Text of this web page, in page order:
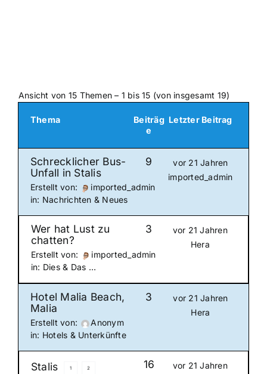
Ansicht von 15 Themen – 1 bis 15 (von insgesamt 19)
Thema
Beiträg
e
Letzter Beitrag
Schrecklicher Bus-
Unfall in Stalis
Erstellt von:
imported_admin
in: Nachrichten & Neues
9
vor 21 Jahren
imported_admin
Wer hat Lust zu
chatten?
Erstellt von:
imported_admin
in: Dies & Das …
3
vor 21 Jahren
Hera
Hotel Malia Beach,
Malia
Erstellt von:
Anonym
in: Hotels & Unterkünfte
3
vor 21 Jahren
Hera
Stalis 1 2 16
vor 21 Jahren